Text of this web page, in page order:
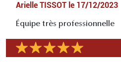
Arielle TISSOT le 17/12/2023
Équipe très professionnelle